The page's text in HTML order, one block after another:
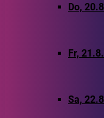
Do,
Fr,
Sa,